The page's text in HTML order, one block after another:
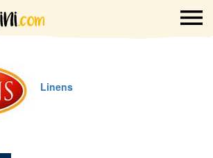
Linens